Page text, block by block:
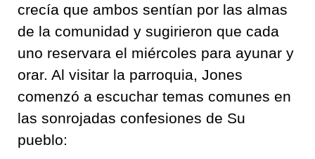
crecía que ambos sentían por las almas
de la comunidad y sugirieron que cada
uno reservara el miércoles para ayunar y
orar. Al visitar la parroquia, Jones
comenzó a escuchar temas comunes en
las sonrojadas confesiones de Su
pueblo: